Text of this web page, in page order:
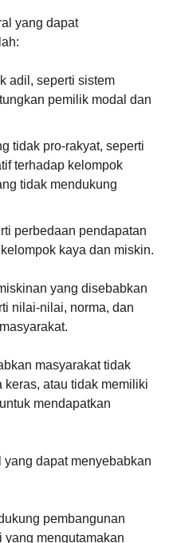
yang dapat
adil , seperti sistem
pemilik modal dan
tidak pro-rakyat, seperti
terhadap kelompok
tidak mendukung
perbedaan pendapatan
kaya dan miskin.
yang disebabkan
nilai-nilai, norma, dan
masyarakat tidak
atau tidak memiliki
mendapatkan
yang dapat menyebabkan
pembangunan
yang mengutamakan